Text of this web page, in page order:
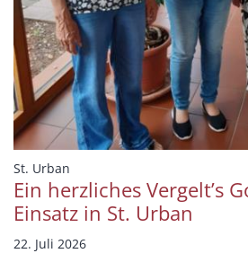
St. Urban
Ein herzliches Vergelt’s
Einsatz in St. Urban
22. Juli 2026